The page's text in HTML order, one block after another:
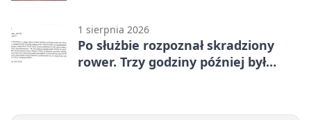
1 sierpnia 2026
Po służbie rozpoznał skradziony
rower. Trzy godziny później był